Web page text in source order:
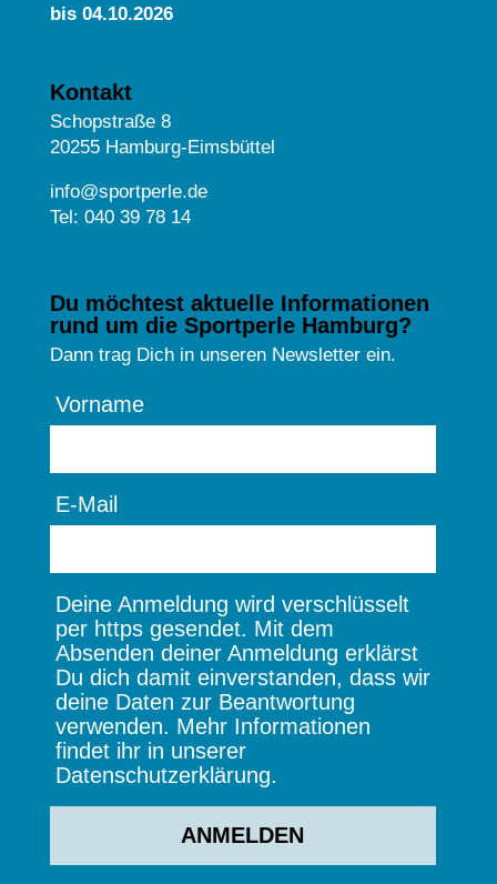
bis 04.10.2026
Kontakt
Schopstraße 8
20255 Hamburg-Eimsbüttel
info@sportperle.de
Tel: 040 39 78 14
Du möchtest aktuelle Informationen
rund um die Sportperle Hamburg?
Dann trag Dich in unseren Newsletter ein.
Vorname
E-Mail
Deine Anmeldung wird verschlüsselt
per https gesendet. Mit dem
Absenden deiner Anmeldung erklärst
Du dich damit einverstanden, dass wir
deine Daten zur Beantwortung
verwenden. Mehr Informationen
findet ihr in unserer
Datenschutzerklärung.